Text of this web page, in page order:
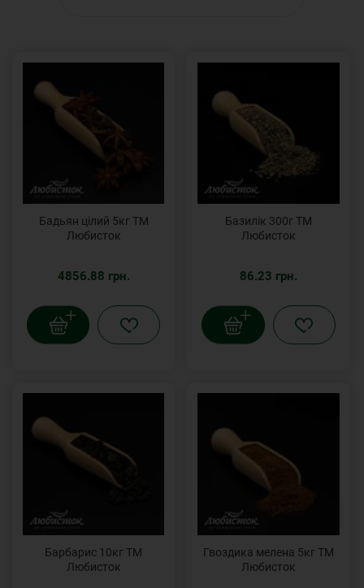
Бадьян цілий 5кг ТМ
Любисток
4856.88 грн.
Базилік 300г ТМ
Любисток
86.23 грн.
Барбарис 10кг ТМ
Любисток
Гвоздика мелена 5кг ТМ
Любисток